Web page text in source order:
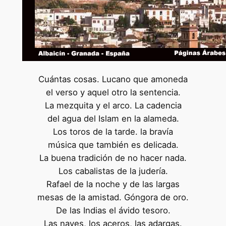
Cuántas cosas. Lucano que amoneda
el verso y aquel otro la sentencia.
La mezquita y el arco. La cadencia
del agua del Islam en la alameda.
Los toros de la tarde. la bravía
música que también es delicada.
La buena tradición de no hacer nada.
Los cabalistas de la judería.
Rafael de la noche y de las largas
mesas de la amistad. Góngora de oro.
De las Indias el ávido tesoro.
Las naves, los aceros, las adargas.